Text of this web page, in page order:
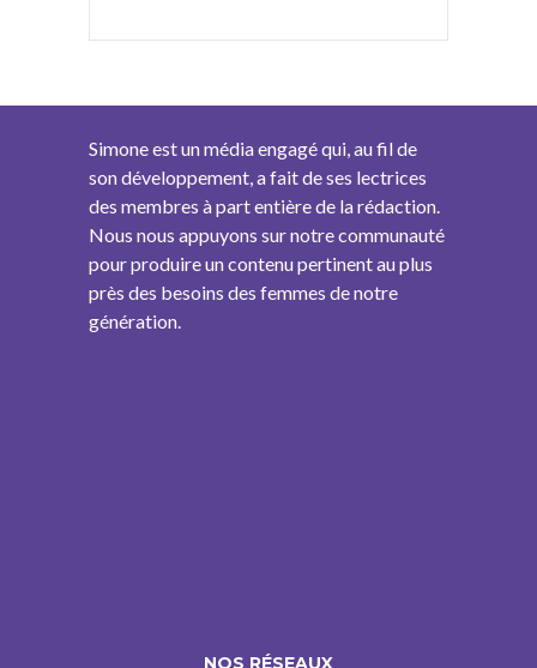
Simone est un média engagé qui, au fil de
son développement, a fait de ses lectrices
des membres à part entière de la rédaction.
Nous nous appuyons sur notre communauté
pour produire un contenu pertinent au plus
près des besoins des femmes de notre
génération.
NOS RÉSEAUX